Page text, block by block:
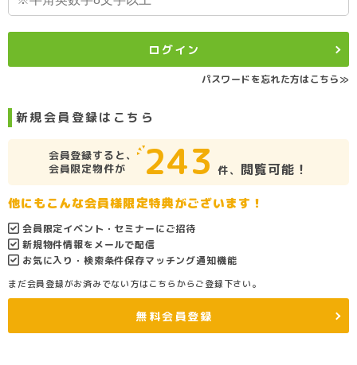
ログイン
パスワードを忘れた方はこちら≫
新規会員登録はこちら
会員登録すると、
会員限定物件が
243 件、 閲覧可能！
他にもこんな会員様限定特典がございます！
会員限定イベント・セミナーにご招待
新規物件情報をメールで配信
お気に入り・検索条件保存マッチング通知機能
まだ会員登録がお済みでない方はこちらからご登録下さい。
無料会員登録